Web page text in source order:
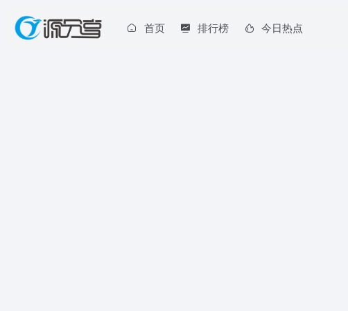
首页 排行榜 今日热点